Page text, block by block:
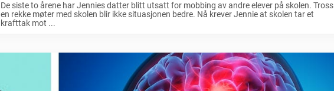
De siste to årene har Jennies datter blitt utsatt for mobbing av andre elever på skolen. Tross
en rekke møter med skolen blir ikke situasjonen bedre. Nå krever Jennie at skolen tar et
krafttak mot ...